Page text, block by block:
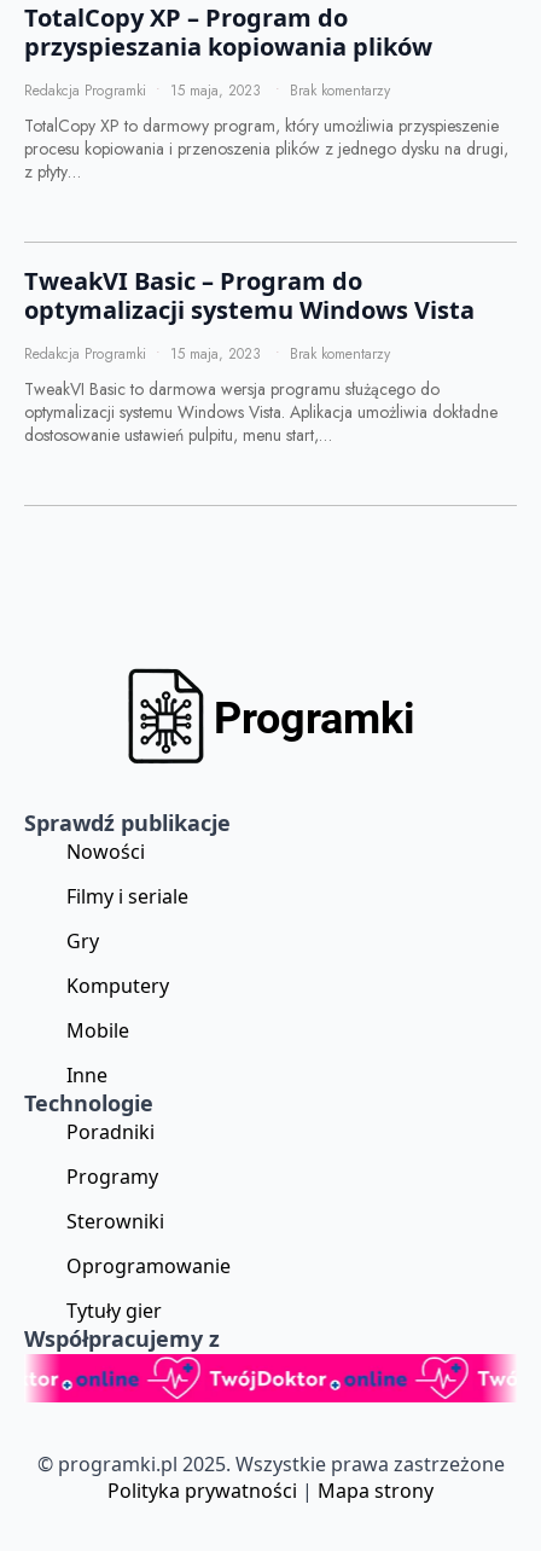
TotalCopy XP – Program do
przyspieszania kopiowania plików
Redakcja Programki 15 maja, 2023 Brak komentarzy
TotalCopy XP to darmowy program, który umożliwia przyspieszenie
procesu kopiowania i przenoszenia plików z jednego dysku na drugi,
z płyty…
TweakVI Basic – Program do
optymalizacji systemu Windows Vista
Redakcja Programki 15 maja, 2023 Brak komentarzy
TweakVI Basic to darmowa wersja programu służącego do
optymalizacji systemu Windows Vista. Aplikacja umożliwia dokładne
dostosowanie ustawień pulpitu, menu start,…
Sprawdź publikacje
Nowości
Filmy i seriale
Gry
Komputery
Mobile
Inne
Technologie
Poradniki
Programy
Sterowniki
Oprogramowanie
Tytuły gier
Współpracujemy z
© programki.pl 2025. Wszystkie prawa zastrzeżone
Polityka prywatności | Mapa strony